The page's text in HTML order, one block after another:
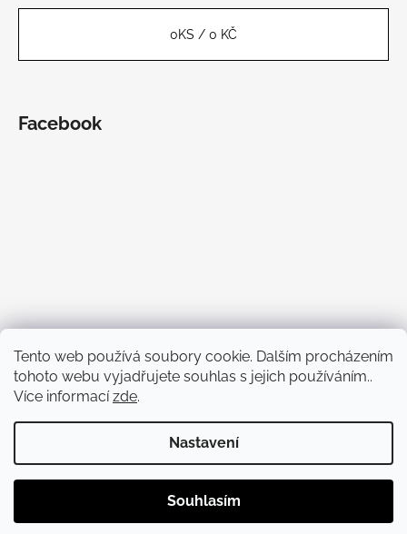
Tento web používá soubory cookie. Dalším procházením
tohoto webu vyjadřujete souhlas s jejich používáním..
Více informacízde.
Nastavení
Souhlasím
0KS / 0 KČ
Facebook
Copyright 2026Bezva Bedny. Všechna práva vyhrazena.
Upravit nastavení cookies